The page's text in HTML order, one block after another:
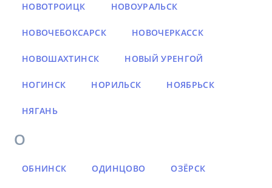
НОВОТРОИЦК НОВОУРАЛЬСК
НОВОЧЕБОКСАРСК НОВОЧЕРКАССК
НОВОШАХТИНСК НОВЫЙ УРЕНГОЙ
НОГИНСК НОРИЛЬСК НОЯБРЬСК
НЯГАНЬ
О
ОБНИНСК ОДИНЦОВО ОЗЁРСК